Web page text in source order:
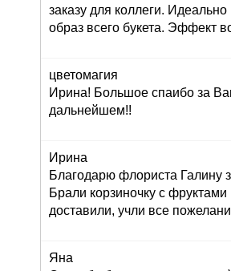
заказу для коллеги.
образ всего букета. Эффект
цветомагия
Ирина! Большое спаибо за
дальнейшем!!
Ирина
Благодарю флориста Галину
Брали корзиночку с
доставили, учли все
Яна